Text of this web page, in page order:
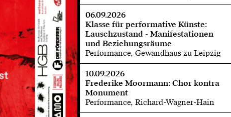
06.09.2026
Klasse für performative Künste:
Lauschzustand - Manifestationen
und Beziehungsräume
Performance, Gewandhaus zu Leipzig
10.09.2026
Frederike Moormann: Chor kontra
Monument
Performance, Richard-Wagner-Hain